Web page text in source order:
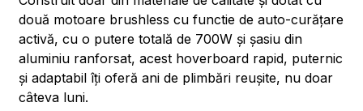
două motoare brushless cu functie de auto-curățare
activă, cu o putere totală de 700W și șasiu din
aluminiu ranforsat, acest hoverboard rapid, puternic
și adaptabil îți oferă ani de plimbări reușite, nu doar
câteva luni.